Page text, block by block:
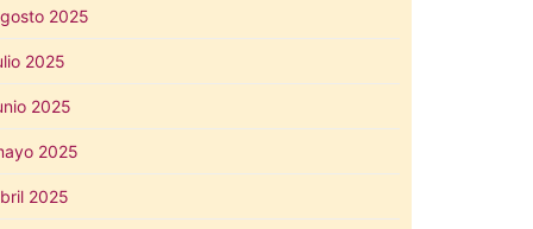
2025
2025
2025
2025
2025